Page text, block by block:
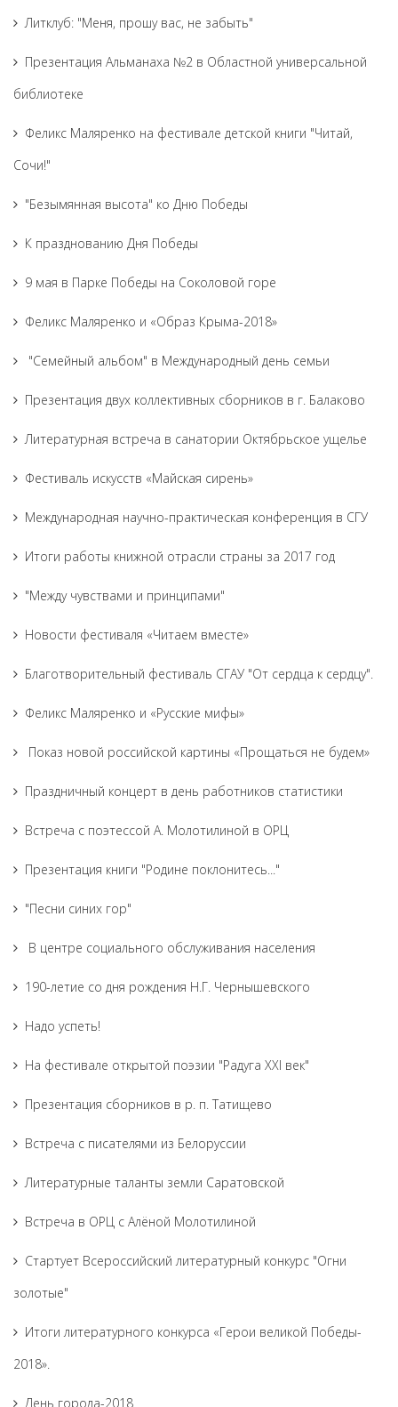
Литклуб: "Меня, прошу вас, не забыть"
Презентация Альманаха №2 в Областной универсальной
библиотеке
Феликс Маляренко на фестивале детской книги "Читай,
Сочи!"
"Безымянная высота" ко Дню Победы
К празднованию Дня Победы
9 мая в Парке Победы на Соколовой горе
Феликс Маляренко и «Образ Крыма-2018»
"Семейный альбом" в Международный день семьи
Презентация двух коллективных сборников в г. Балаково
Литературная встреча в санатории Октябрьское ущелье
Фестиваль искусств «Майская сирень»
Международная научно-практическая конференция в СГУ
Итоги работы книжной отрасли страны за 2017 год
"Между чувствами и принципами"
Новости фестиваля «Читаем вместе»
Благотворительный фестиваль СГАУ "От сердца к сердцу".
Феликс Маляренко и «Русские мифы»
Показ новой российской картины «Прощаться не будем»
Праздничный концерт в день работников статистики
Встреча с поэтессой А. Молотилиной в ОРЦ
Презентация книги "Родине поклонитесь..."
"Песни синих гор"
В центре социального обслуживания населения
190-летие со дня рождения Н.Г. Чернышевского
Надо успеть!
На фестивале открытой поэзии "Радуга XXI век"
Презентация сборников в р. п. Татищево
Встреча с писателями из Белоруссии
Литературные таланты земли Саратовской
Встреча в ОРЦ с Алёной Молотилиной
Cтартует Всероссийский литературный конкурс "Огни
золотые"
Итоги литературного конкурса «Герои великой Победы-
2018».
День города-2018